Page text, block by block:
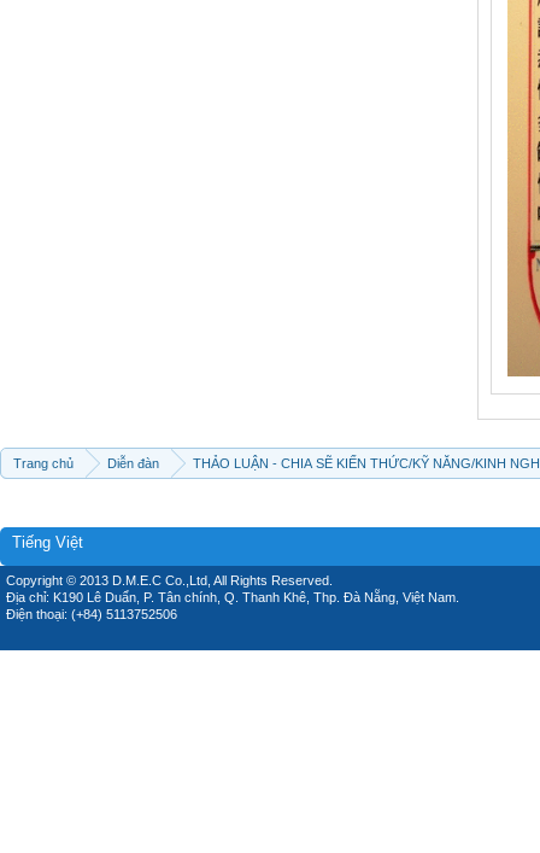
Trang chủ Diễn đàn THẢO LUẬN - CHIA SẼ KIẾN THỨC/KỸ NĂNG/KINH
Tiếng Việt
Copyright © 2013 D.M.E.C Co.,Ltd, All Rights Reserved.
Địa chỉ: K190 Lê Duẩn, P. Tân chính, Q. Thanh Khê, Thp. Đà Nẵng, Việt Nam.
Điện thoại: (+84) 5113752506